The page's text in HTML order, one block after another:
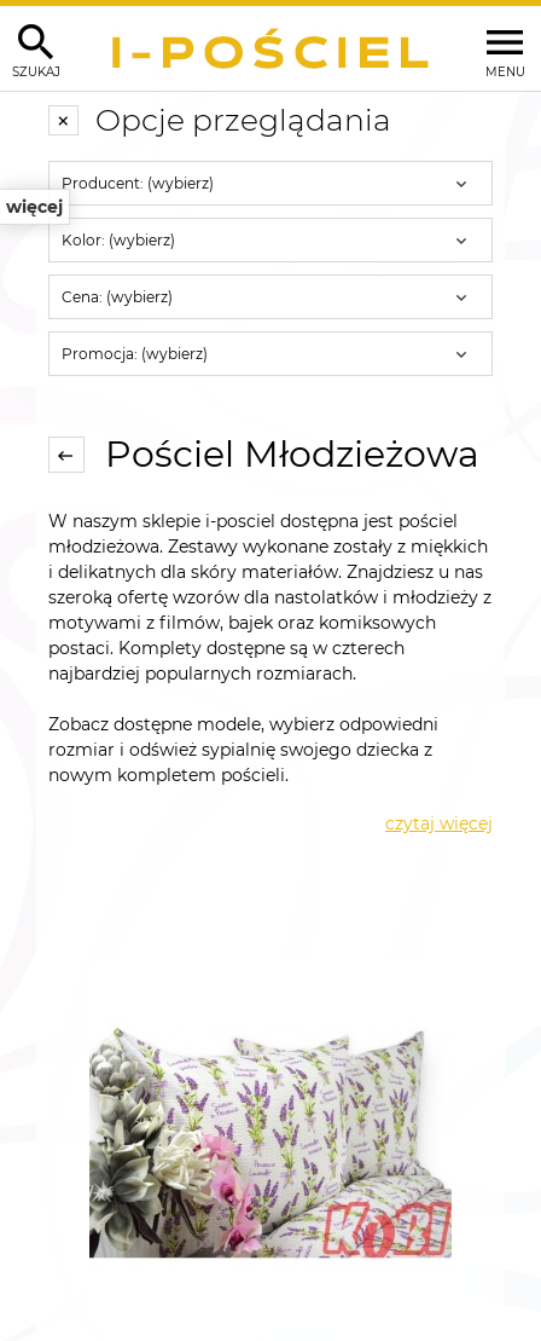
MENU
SZUKAJ
więcej
Opcje przeglądania
Producent: (wybierz)
Kolor: (wybierz)
Cena: (wybierz)
Promocja: (wybierz)
Pościel Młodzieżowa
W naszym sklepie i-posciel dostępna jest pościel
młodzieżowa. Zestawy wykonane zostały z miękkich
i delikatnych dla skóry materiałów. Znajdziesz u nas
szeroką ofertę wzorów dla nastolatków i młodzieży z
motywami z filmów, bajek oraz komiksowych
postaci. Komplety dostępne są w czterech
najbardziej popularnych rozmiarach.
Zobacz dostępne modele, wybierz odpowiedni
rozmiar i odśwież sypialnię swojego dziecka z
nowym kompletem pościeli.
czytaj więcej